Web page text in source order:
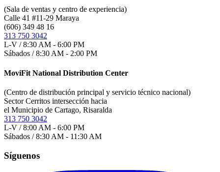
(Sala de ventas y centro de experiencia)
Calle 41 #11-29 Maraya
(606) 349 48 16
313 750 3042
L-V / 8:30 AM - 6:00 PM
Sábados / 8:30 AM - 2:00 PM
MoviFit National Distribution Center
(Centro de distribución principal y servicio técnico nacional)
Sector Cerritos intersección hacia
el Municipio de Cartago, Risaralda
313 750 3042
L-V / 8:00 AM - 6:00 PM
Sábados / 8:30 AM - 11:30 AM
Síguenos